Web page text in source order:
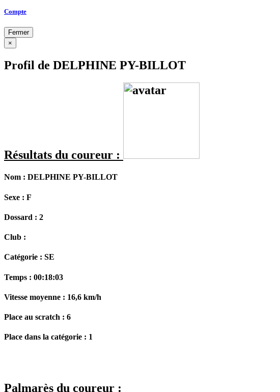
Compte
Fermer
×
Profil de DELPHINE PY-BILLOT
Résultats du coureur :
Nom : DELPHINE PY-BILLOT
Sexe : F
Dossard : 2
Club :
Catégorie : SE
Temps : 00:18:03
Vitesse moyenne : 16,6 km/h
Place au scratch : 6
Place dans la catégorie : 1
Palmarès du coureur :